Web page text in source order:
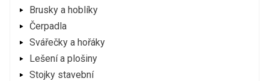
Brusky a hoblíky
Čerpadla
Svářečky a hořáky
Lešení a plošiny
Stojky stavební